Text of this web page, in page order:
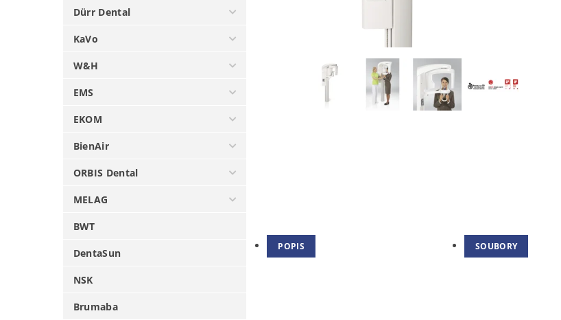
Dürr Dental
KaVo
W&H
EMS
EKOM
BienAir
ORBIS Dental
MELAG
BWT
DentaSun
NSK
Brumaba
POPIS SOUBORY